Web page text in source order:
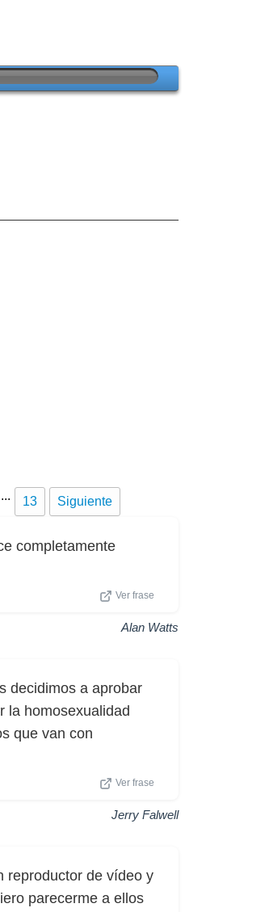
... 13 Siguiente
completamente
Ver frase
Alan Watts
decidimos a aprobar
la homosexualidad
que van con
Ver frase
Jerry Falwell
reproductor de vídeo y
parecerme a ellos